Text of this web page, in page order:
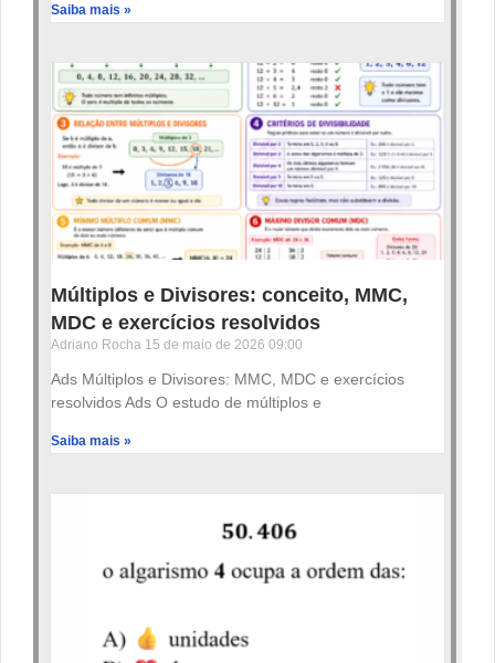
Saiba mais »
Múltiplos e Divisores: conceito, MMC,
MDC e exercícios resolvidos
Adriano Rocha 15 de maio de 2026 09:00
Ads Múltiplos e Divisores: MMC, MDC e exercícios
resolvidos Ads O estudo de múltiplos e
Saiba mais »